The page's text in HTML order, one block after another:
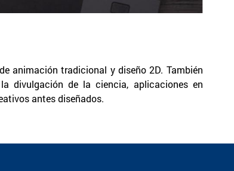
animación tradicional y diseño 2D. También
divulgación de la ciencia, aplicaciones en
antes diseñados.